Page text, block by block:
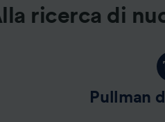
ricerca di
Pullman